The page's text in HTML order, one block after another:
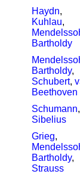
Haydn,
Kuhlau,
Bartholdy
Bartholdy,
Schubert,
Beethoven
Schumann,
Sibelius
Grieg,
Bartholdy,
Strauss